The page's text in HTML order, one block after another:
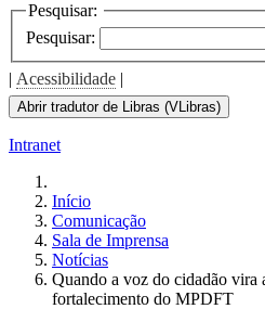
Pesquisar:
Pesquisar:
| Acessibilidade |
Abrir tradutor de Libras (VLibras)
Intranet
Início
Comunicação
Sala de Imprensa
Notícias
Quando a voz do cidadão vira
fortalecimento do MPDFT